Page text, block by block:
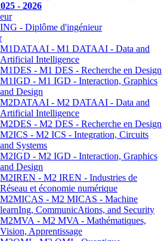
- 2026
ING - Diplôme d'ingénieur
M1DATAAI - M1 DATAAI - Data and
Artificial Intelligence
M1DES - M1 DES - Recherche en Design
M1IGD - M1 IGD - Interaction, Graphics
and Design
M2DATAAI - M2 DATAAI - Data and
Artificial Intelligence
M2DES - M2 DES - Recherche en Design
M2ICS - M2 ICS - Integration, Circuits
and Systems
M2IGD - M2 IGD - Interaction, Graphics
and Design
M2IREN - M2 IREN - Industries de
Réseau et économie numérique
M2MICAS - M2 MICAS - Machine
learnIng, CommunicAtions, and Security
M2MVA - M2 MVA - Mathématiques,
Vision, Apprentissage